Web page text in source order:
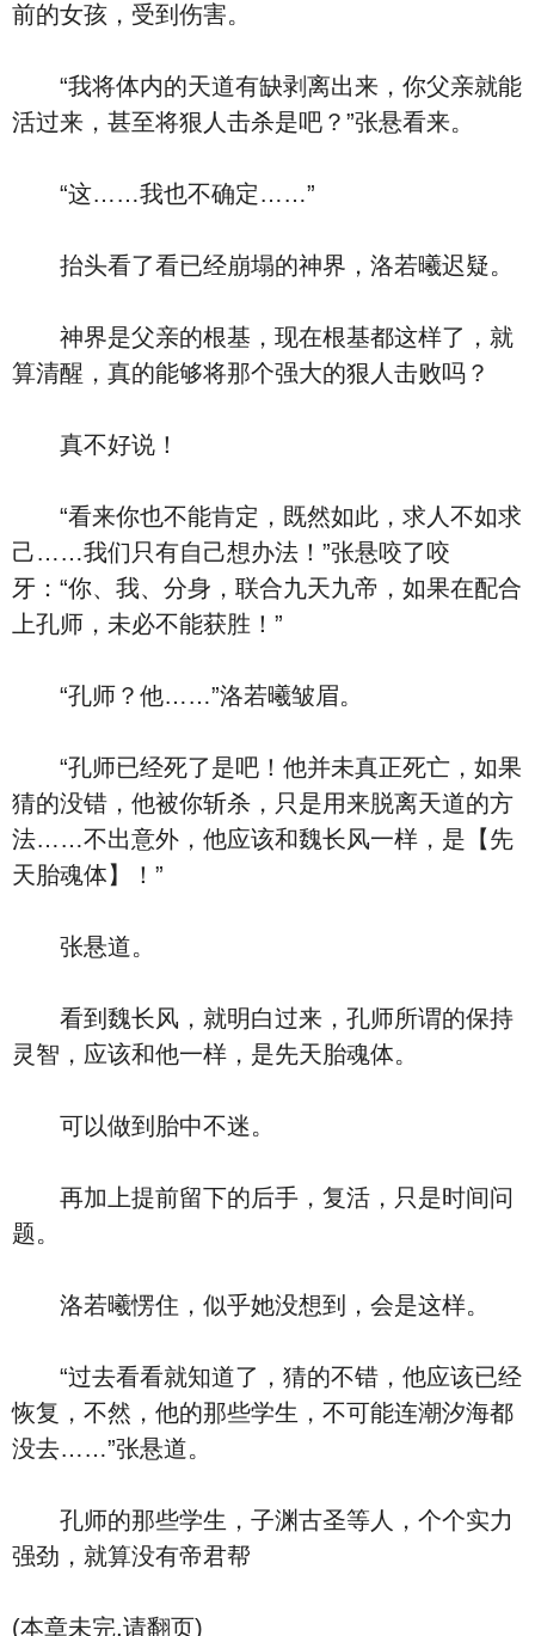
前的女孩，受到伤害。
“我将体内的天道有缺剥离出来，你父亲就能
活过来，甚至将狠人击杀是吧？”张悬看来。
“这……我也不确定……”
抬头看了看已经崩塌的神界，洛若曦迟疑。
神界是父亲的根基，现在根基都这样了，就
算清醒，真的能够将那个强大的狠人击败吗？
真不好说！
“看来你也不能肯定，既然如此，求人不如求
己……我们只有自己想办法！”张悬咬了咬
牙：“你、我、分身，联合九天九帝，如果在配合
上孔师，未必不能获胜！”
“孔师？他……”洛若曦皱眉。
“孔师已经死了是吧！他并未真正死亡，如果
猜的没错，他被你斩杀，只是用来脱离天道的方
法……不出意外，他应该和魏长风一样，是【先
天胎魂体】！”
张悬道。
看到魏长风，就明白过来，孔师所谓的保持
灵智，应该和他一样，是先天胎魂体。
可以做到胎中不迷。
再加上提前留下的后手，复活，只是时间问
题。
洛若曦愣住，似乎她没想到，会是这样。
“过去看看就知道了，猜的不错，他应该已经
恢复，不然，他的那些学生，不可能连潮汐海都
没去……”张悬道。
孔师的那些学生，子渊古圣等人，个个实力
强劲，就算没有帝君帮
(本章未完,请翻页)